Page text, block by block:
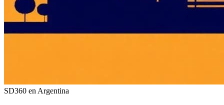
SD360 en Argentina